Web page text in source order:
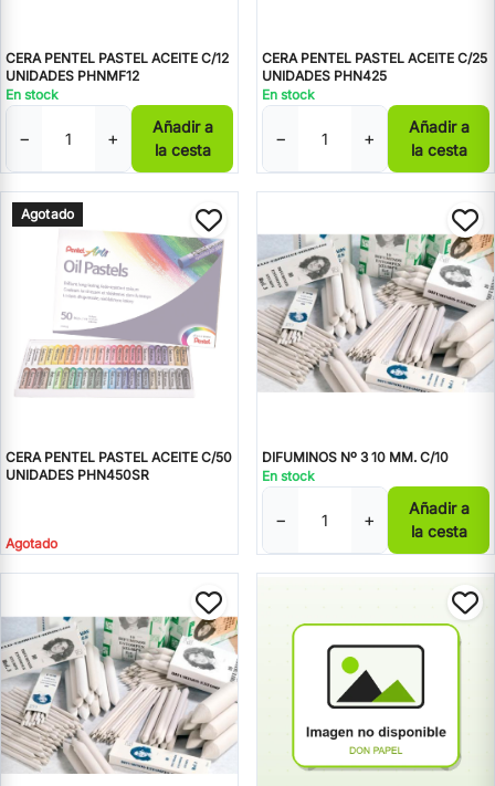
CERA PENTEL PASTEL ACEITE C/12
UNIDADES PHNMF12
En stock
− +
Añadir a
la cesta
CERA PENTEL PASTEL ACEITE C/25
UNIDADES PHN425
En stock
− +
Añadir a
la cesta
Agotado
CERA PENTEL PASTEL ACEITE C/50
UNIDADES PHN450SR
Agotado
DIFUMINOS Nº 3 10 MM. C/10
En stock
− +
Añadir a
la cesta